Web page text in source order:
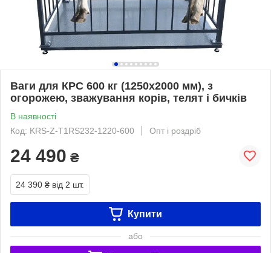
Ваги для КРС 600 кг (1250x2000 мм), з
огорожею, зважування корів, телят і бичків
В наявності
Код: KRS-Z-Т1RS232-1220-600
Опт і роздріб
24 490 ₴
24 390 ₴ від 2 шт.
Купити
або